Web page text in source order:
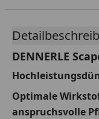
DENNERLE
Optimale
anspruchsvolle